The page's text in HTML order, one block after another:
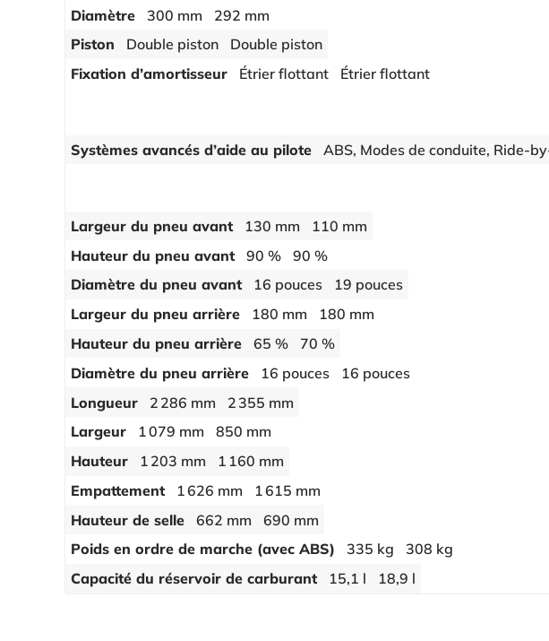
Diamètre
300 mm
292 mm
Piston
Double piston
Double piston
Fixation d’amortisseur
Étrier flottant Étrier flottant
Systèmes avancés d’aide au pilote
ABS, Modes de conduite, Ride-
Largeur du pneu avant
130 mm
110 mm
Hauteur du pneu avant
90 %
90 %
Diamètre du pneu avant
16 pouces
19 pouces
Largeur du pneu arrière
180 mm
180 mm
Hauteur du pneu arrière
65 %
70 %
Diamètre du pneu arrière
16 pouces
16 pouces
Longueur
2 286 mm
2 355 mm
Largeur
1 079 mm
850 mm
Hauteur
1 203 mm
1 160 mm
Empattement
1 626 mm
1 615 mm
Hauteur de selle
662 mm
690 mm
Poids en ordre de marche (avec ABS)
335 kg
308 kg
Capacité du réservoir de carburant
15,1 l 18,9 l